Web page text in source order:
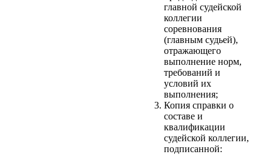
главной судейской
коллегии
соревнования
(главным судьей),
отражающего
выполнение норм,
требований и
условий их
выполнения;
Копия справки о
составе и
квалификации
судейской коллегии,
подписанной: